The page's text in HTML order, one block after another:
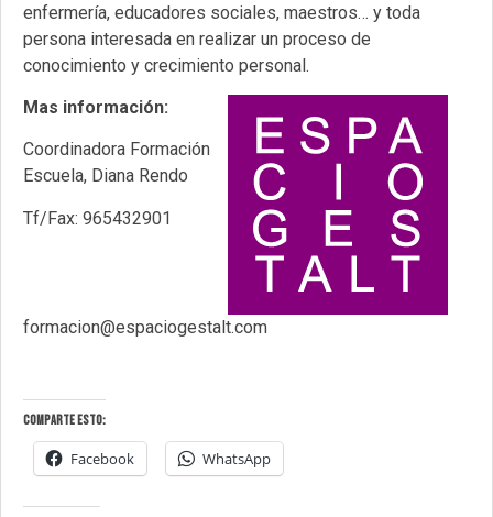
enfermería, educadores sociales, maestros… y toda
persona interesada en realizar un proceso de
conocimiento y crecimiento personal.
Mas información:
Coordinadora Formación
Escuela, Diana Rendo
Tf/Fax: 965432901
formacion@espaciogestalt.com
Comparte esto:
Facebook WhatsApp